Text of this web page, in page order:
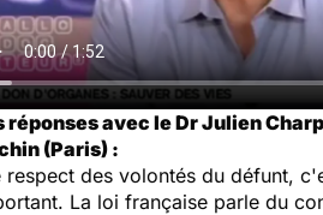
réponses avec le Dr Julien
(Paris) :
respect des volontés du défunt,
La loi française parle du